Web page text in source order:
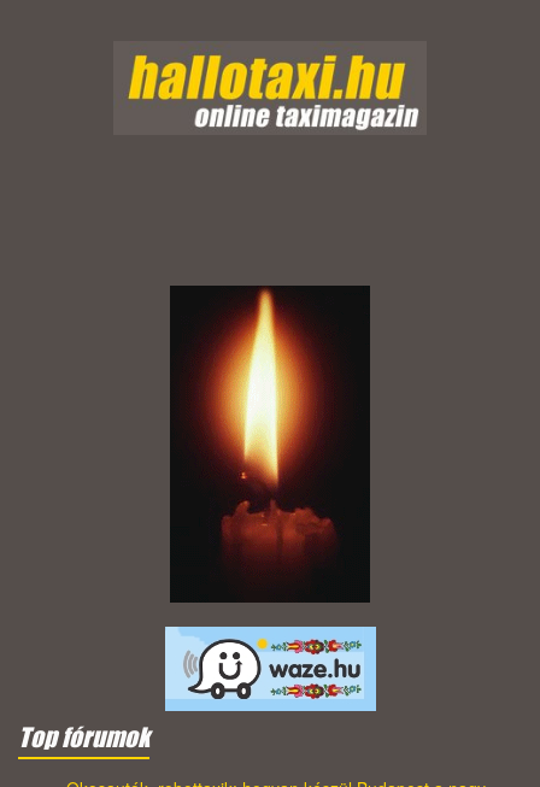
Top fórumok